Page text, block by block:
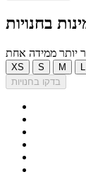
בחנויות
יותר ממידה אחת
XS S M
בדקו בחנויות